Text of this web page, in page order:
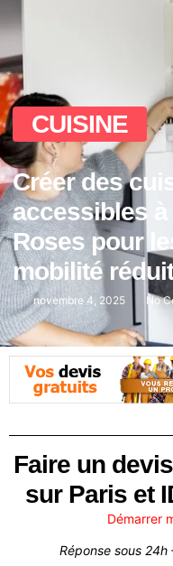
CUISINE
Créer des
accessibles
Roses pour
mobilité
novembre 4, 2025 No
Faire un
sur Paris et
Démarrer
Réponse sous